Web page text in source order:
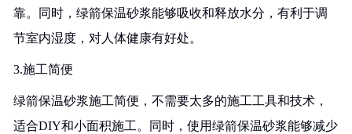
靠。同时，绿箭保温砂浆能够吸收和释放水分，有利于调
节室内湿度，对人体健康有好处。
3.施工简便
绿箭保温砂浆施工简便，不需要太多的施工工具和技术，
适合DIY和小面积施工。同时，使用绿箭保温砂浆能够减少